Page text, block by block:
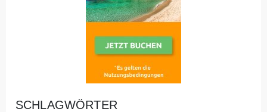
SCHLAGWÖRTER